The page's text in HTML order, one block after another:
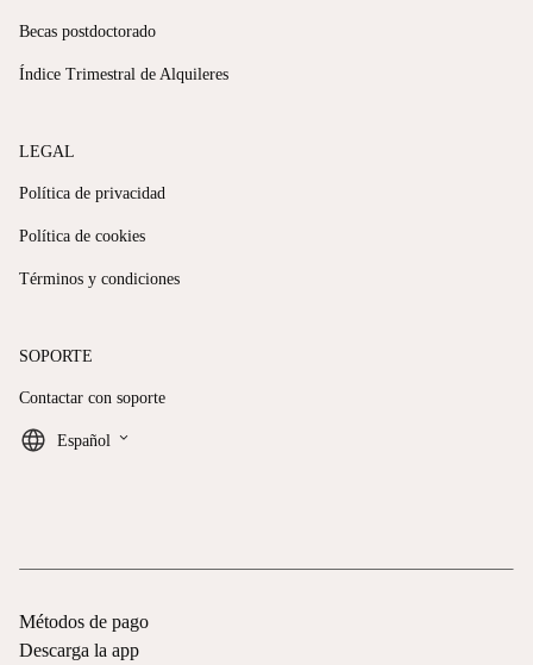
Becas postdoctorado
Índice Trimestral de Alquileres
LEGAL
Política de privacidad
Política de cookies
Términos y condiciones
SOPORTE
Contactar con soporte
Español keyboard_arrow_down
Métodos de pago
Descarga la app